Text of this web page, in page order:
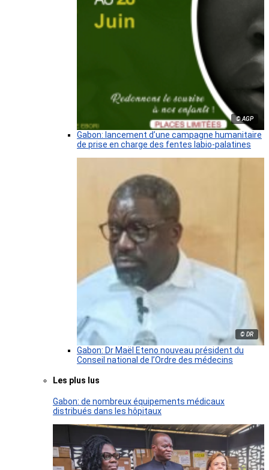
© AGP
Gabon: lancement d’une campagne humanitaire
de prise en charge des fentes labio-palatines
© DR
Gabon: Dr Maël Eteno nouveau président du
Conseil national de l’Ordre des médecins
Les plus lus
Gabon: de nombreux équipements médicaux
distribués dans les hôpitaux